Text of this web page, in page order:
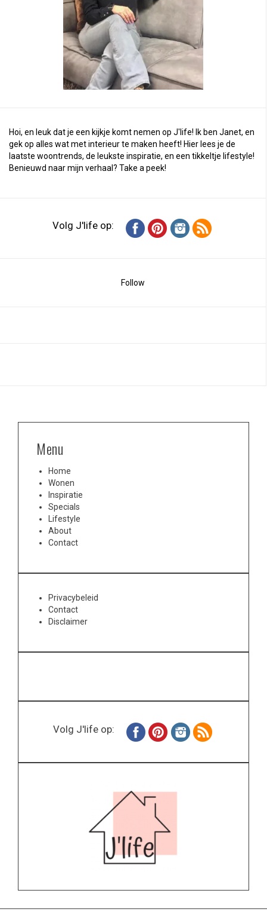
Hoi, en leuk dat je een kijkje komt nemen op J'life! Ik ben Janet, en
gek op alles wat met interieur te maken heeft! Hier lees je de
laatste woontrends, de leukste inspiratie, en een tikkeltje lifestyle!
Benieuwd naar mijn verhaal? Take a peek!
Volg J'life op:
Follow
Menu
Home
Wonen
Inspiratie
Specials
Lifestyle
About
Contact
Privacybeleid
Contact
Disclaimer
Volg J'life op: